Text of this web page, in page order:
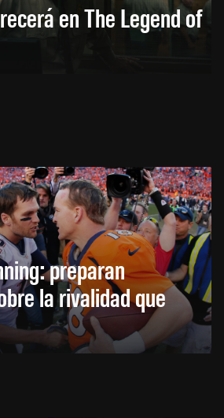
en The Legend of
preparan
la rivalidad que